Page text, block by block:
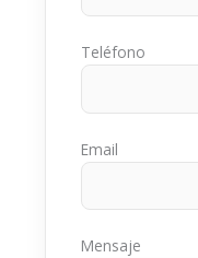
Teléfono
Email
Mensaje